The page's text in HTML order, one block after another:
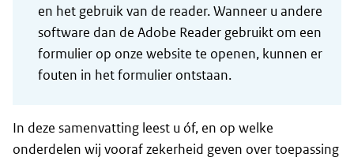
en het gebruik van de reader. Wanneer u andere
software dan de Adobe Reader gebruikt om een
formulier op onze website te openen, kunnen er
fouten in het formulier ontstaan.
In deze samenvatting leest u óf, en op welke
onderdelen wij vooraf zekerheid geven over toepassing